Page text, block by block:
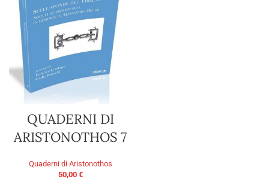
QUADERNI DI
ARISTONOTHOS 7
Quaderni di Aristonothos
50,00 €